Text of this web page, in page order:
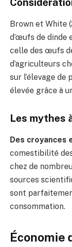
Brown et White
d’œufs de dinde
celle des œufs
d’agriculteurs
sur l’élevage
élevée grâce à
Les mythes
Des croyances
comestibilité
chez de
sources
sont
consommation.
Économie